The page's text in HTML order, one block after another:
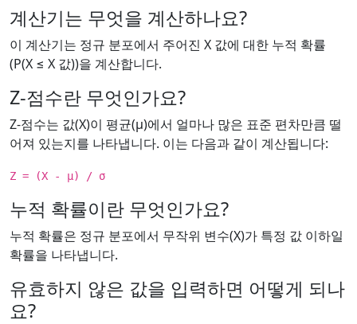
계산기는 무엇을 계산하나요?
이 계산기는 정규 분포에서 주어진 X 값에 대한 누적 확률
(P(X ≤ X 값))을 계산합니다.
Z-점수란 무엇인가요?
Z-점수는 값(X)이 평균(µ)에서 얼마나 많은 표준 편차만큼 떨
어져 있는지를 나타냅니다. 이는 다음과 같이 계산됩니다:
Z = (X - µ) / σ
누적 확률이란 무엇인가요?
누적 확률은 정규 분포에서 무작위 변수(X)가 특정 값 이하일
확률을 나타냅니다.
유효하지 않은 값을 입력하면 어떻게 되나
요?